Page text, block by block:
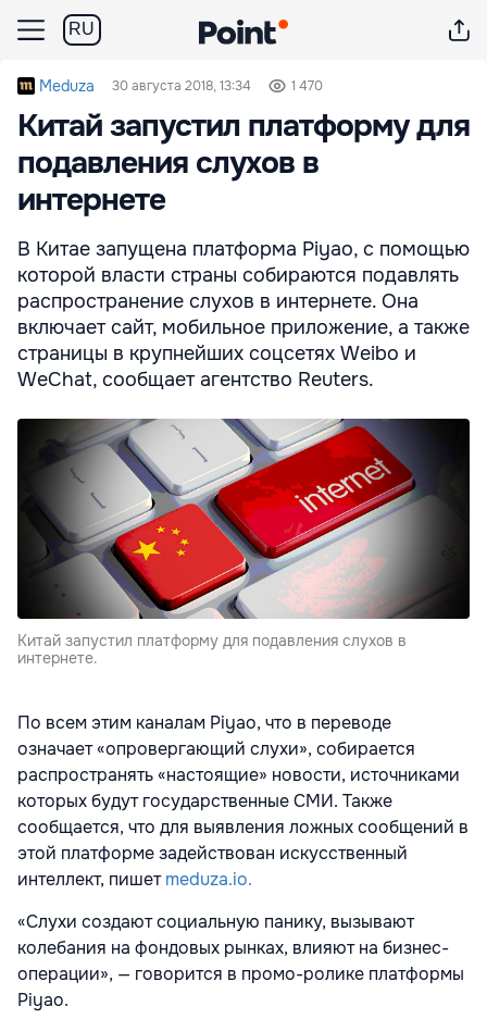
RU
Meduza 30 августа 2018, 13:34 1 470
Китай запустил платформу для
подавления слухов в
интернете
В Китае запущена платформа Piyao, с помощью
которой власти страны собираются подавлять
распространение слухов в интернете. Она
включает сайт, мобильное приложение, а также
страницы в крупнейших соцсетях Weibo и
WeChat, сообщает агентство Reuters.
Китай запустил платформу для подавления слухов в
интернете.
По всем этим каналам Piyao, что в переводе
означает «опровергающий слухи», собирается
распространять «настоящие» новости, источниками
которых будут государственные СМИ. Также
сообщается, что для выявления ложных сообщений в
этой платформе задействован искусственный
интеллект, пишетmeduza.io.
«Слухи создают социальную панику, вызывают
колебания на фондовых рынках, влияют на бизнес-
операции», — говорится в промо-ролике платформы
Piyao.